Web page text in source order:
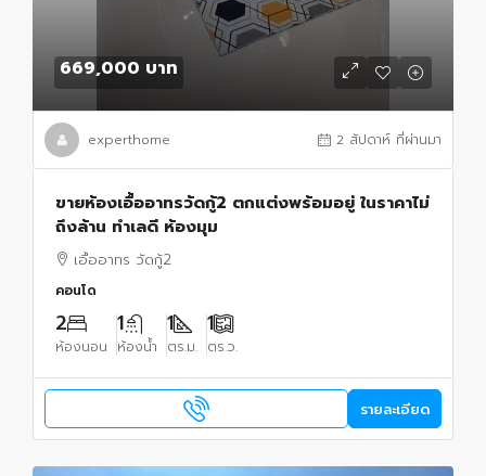
669,000 บาท
experthome 2 สัปดาห์ ที่ผ่านมา
ขายห้องเอื้ออาทรวัดกู้2 ตกแต่งพร้อมอยู่ ในราคาไม่
ถึงล้าน ทำเลดี ห้องมุม
เอื้ออาทร วัดกู้2
คอนโด
2
ห้องนอน
1
ห้องน้ำ
1
ตร.ม.
1
ตร.ว.
รายละเอียด